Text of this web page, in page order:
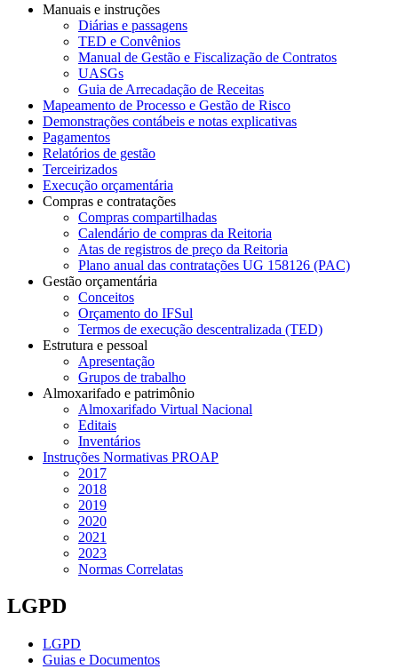
Manuais e instruções
Diárias e passagens
TED e Convênios
Manual de Gestão e Fiscalização de Contratos
UASGs
Guia de Arrecadação de Receitas
Mapeamento de Processo e Gestão de Risco
Demonstrações contábeis e notas explicativas
Pagamentos
Relatórios de gestão
Terceirizados
Execução orçamentária
Compras e contratações
Compras compartilhadas
Calendário de compras da Reitoria
Atas de registros de preço da Reitoria
Plano anual das contratações UG 158126 (PAC)
Gestão orçamentária
Conceitos
Orçamento do IFSul
Termos de execução descentralizada (TED)
Estrutura e pessoal
Apresentação
Grupos de trabalho
Almoxarifado e patrimônio
Almoxarifado Virtual Nacional
Editais
Inventários
Instruções Normativas PROAP
2017
2018
2019
2020
2021
2023
Normas Correlatas
LGPD
LGPD
Guias e Documentos